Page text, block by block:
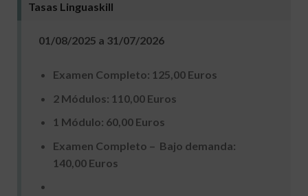
Tasas Linguaskill
01/08/2025 a 31/07/2026
Examen Completo: 125,00 Euros
2 Módulos: 110,00 Euros
1 Módulo: 60,00 Euros
Examen Completo – Bajo demanda:
140,00 Euros